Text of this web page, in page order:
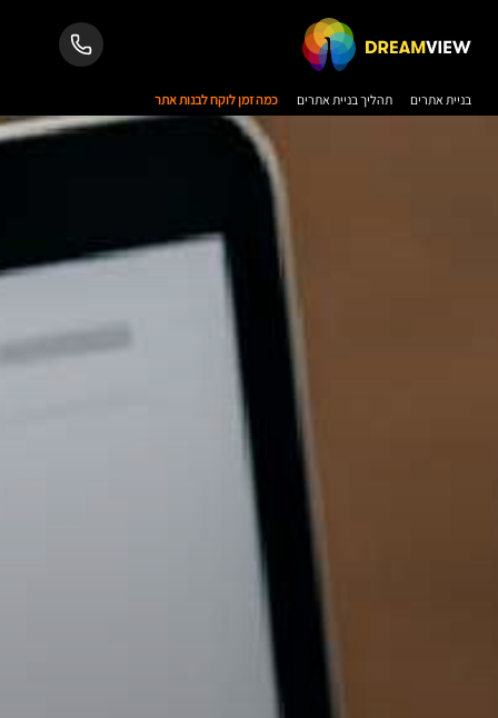
בניית אתרים תהליך בניית אתרים כמה זמן לוקח לבנות אתר